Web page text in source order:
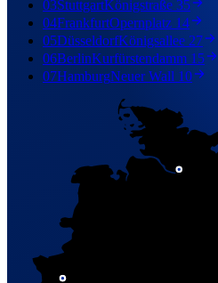
03StuttgartKönigstraße 35
04FrankfurtOpernplatz 14
05DüsseldorfKönigsallee 27
06BerlinKurfürstendamm 15
07HamburgNeuer Wall 10